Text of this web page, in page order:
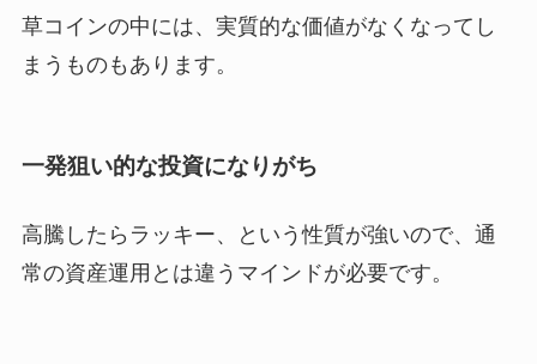
草コインの中には、実質的な価値がなくなってし
まうものもあります。
一発狙い的な投資になりがち
高騰したらラッキー、という性質が強いので、通
常の資産運用とは違うマインドが必要です。